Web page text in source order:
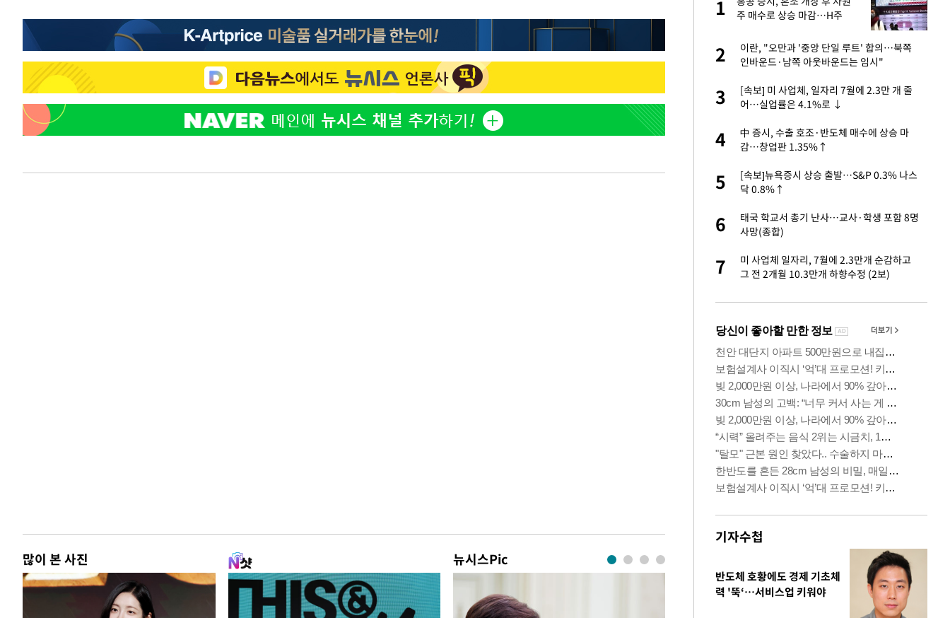
많이 본 사진 뉴시스Pic
2
[단독]인천 부평구 아파트서 10대가 40대 친
모 살해
3
'서준맘' 박세미, 연하 남자친구와 열애 "결혼
생각도"
4
[속보]이 대통령, '호우피해' 안동·의성 관할
5
[속보]이 대통령 "부동산 공급 기존 사고방식
1
주 매수로 상승 마감…H주
2
이란, "오만과 '중앙 단일 루트' 합의…북쪽
인바운드·남쪽 아웃바운드는 임시"
3
[속보] 미 사업체, 일자리 7월에 2.3만 개 줄
어…실업률은 4.1%로 ↓
4
中 증시, 수출 호조·반도체 매수에 상승 마
감…창업판 1.35%↑
5
[속보]뉴욕증시 상승 출발…S&P 0.3% 나스
닥 0.8%↑
6
태국 학교서 총기 난사…교사·학생 포함 8명
사망(종합)
7
미 사업체 일자리, 7월에 2.3만개 순감하고
그 전 2개월 10.3만개 하향수정 (2보)
기자수첩
반도체 호황에도 경제 기초체
력 '뚝‘…서비스업 키워야